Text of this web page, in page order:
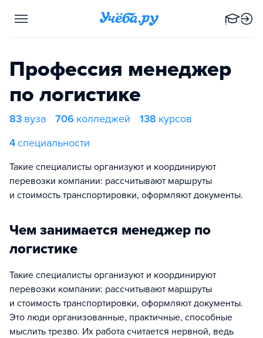
Профессия менеджер
по логистике
83 вуза 706 колледжей 138 курсов
4специальности
Такие специалисты организуют и координируют
перевозки компании: рассчитывают маршруты
и стоимость транспортировки, оформляют документы.
Чем занимается менеджер по
логистике
Такие специалисты организуют и координируют
перевозки компании: рассчитывают маршруты
и стоимость транспортировки, оформляют документы.
Это люди организованные, практичные, способные
мыслить трезво. Их работа считается нервной, ведь